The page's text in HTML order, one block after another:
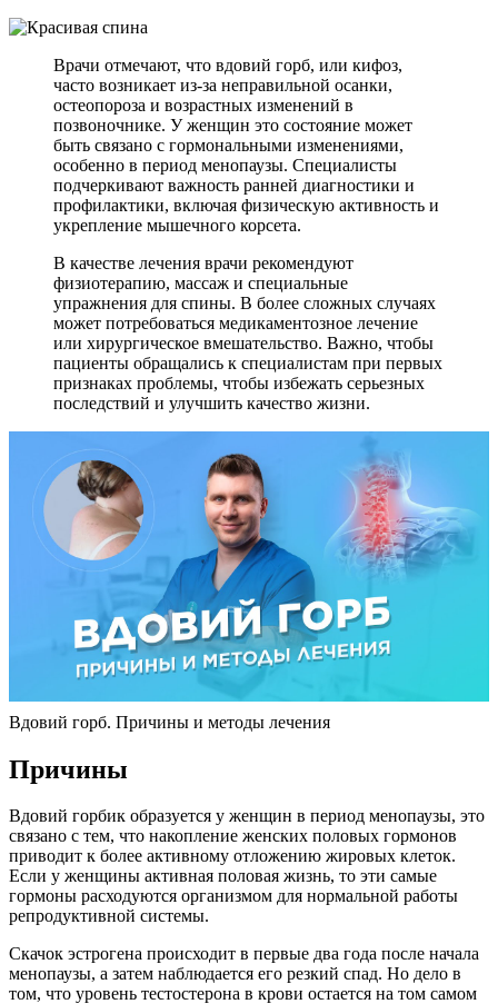
Врачи отмечают, что вдовий горб, или кифоз,
часто возникает из-за неправильной осанки,
остеопороза и возрастных изменений в
позвоночнике. У женщин это состояние может
быть связано с гормональными изменениями,
особенно в период менопаузы. Специалисты
подчеркивают важность ранней диагностики и
профилактики, включая физическую активность и
укрепление мышечного корсета.
В качестве лечения врачи рекомендуют
физиотерапию, массаж и специальные
упражнения для спины. В более сложных случаях
может потребоваться медикаментозное лечение
или хирургическое вмешательство. Важно, чтобы
пациенты обращались к специалистам при первых
признаках проблемы, чтобы избежать серьезных
последствий и улучшить качество жизни.
Вдовий горб. Причины и методы лечения
Причины
Вдовий горбик образуется у женщин в период менопаузы, это
связано с тем, что накопление женских половых гормонов
приводит к более активному отложению жировых клеток.
Если у женщины активная половая жизнь, то эти самые
гормоны расходуются организмом для нормальной работы
репродуктивной системы.
Скачок эстрогена происходит в первые два года после начала
менопаузы, а затем наблюдается его резкий спад. Но дело в
том, что уровень тестостерона в крови остается на том самом